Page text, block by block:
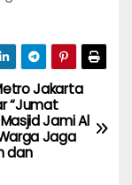
Jakarta
“Jumat
Jami Al
Jaga
dan